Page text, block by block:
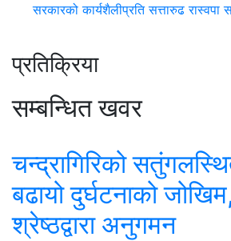
सरकारको कार्यशैलीप्रति सत्तारुढ
प्रतिक्रिया
सम्बन्धित खवर
चन्द्रागिरिको
बढायो दुर्घटनाको
श्रेष्ठद्वारा अनुगमन